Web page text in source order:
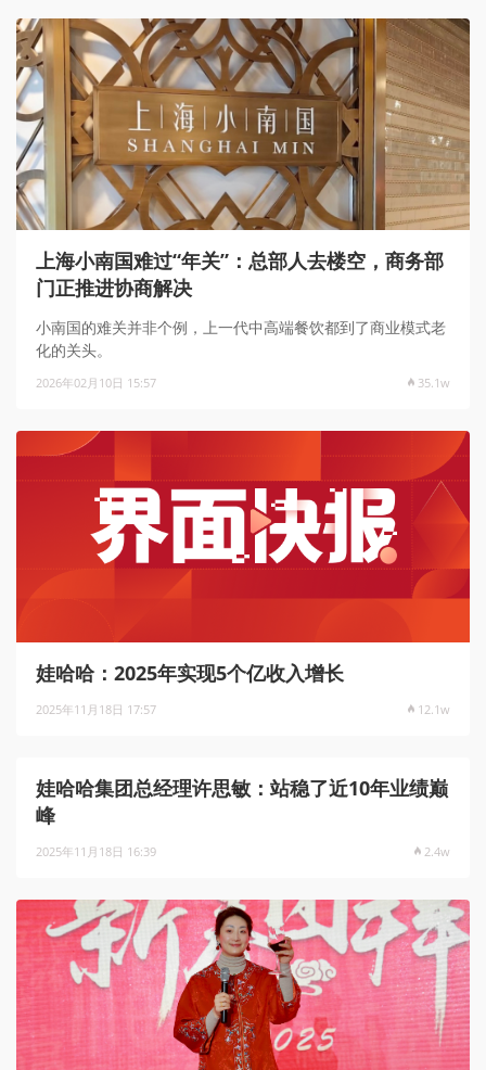
上海小南国难过“年关”：总部人去楼空，商务部
门正推进协商解决
小南国的难关并非个例，上一代中高端餐饮都到了商业模式老
化的关头。
2026年02月10日 15:57 35.1w
娃哈哈：2025年实现5个亿收入增长
2025年11月18日 17:57 12.1w
娃哈哈集团总经理许思敏：站稳了近10年业绩巅
峰
2025年11月18日 16:39 2.4w